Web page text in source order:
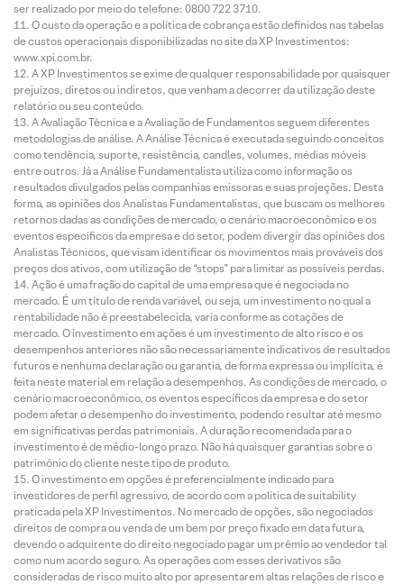
ser realizado por meio do telefone: 0800 722 3710.
O custo da operação e a política de cobrança estão definidos nas tabelas
de custos operacionais disponibilizadas no site da XP Investimentos:
www.xpi.com.br.
A XP Investimentos se exime de qualquer responsabilidade por quaisquer
prejuízos, diretos ou indiretos, que venham a decorrer da utilização deste
relatório ou seu conteúdo.
A Avaliação Técnica e a Avaliação de Fundamentos seguem diferentes
metodologias de análise. A Análise Técnica é executada seguindo conceitos
como tendência, suporte, resistência, candles, volumes, médias móveis
entre outros. Já a Análise Fundamentalista utiliza como informação os
resultados divulgados pelas companhias emissoras e suas projeções. Desta
forma, as opiniões dos Analistas Fundamentalistas, que buscam os melhores
retornos dadas as condições de mercado, o cenário macroeconômico e os
eventos específicos da empresa e do setor, podem divergir das opiniões dos
Analistas Técnicos, que visam identificar os movimentos mais prováveis dos
preços dos ativos, com utilização de “stops” para limitar as possíveis perdas.
Ação é uma fração do capital de uma empresa que é negociada no
mercado. É um título de renda variável, ou seja, um investimento no qual a
rentabilidade não é preestabelecida, varia conforme as cotações de
mercado. O investimento em ações é um investimento de alto risco e os
desempenhos anteriores não são necessariamente indicativos de resultados
futuros e nenhuma declaração ou garantia, de forma expressa ou implícita, é
feita neste material em relação a desempenhos. As condições de mercado, o
cenário macroeconômico, os eventos específicos da empresa e do setor
podem afetar o desempenho do investimento, podendo resultar até mesmo
em significativas perdas patrimoniais. A duração recomendada para o
investimento é de médio-longo prazo. Não há quaisquer garantias sobre o
patrimônio do cliente neste tipo de produto.
O investimento em opções é preferencialmente indicado para
investidores de perfil agressivo, de acordo com a política de suitability
praticada pela XP Investimentos. No mercado de opções, são negociados
direitos de compra ou venda de um bem por preço fixado em data futura,
devendo o adquirente do direito negociado pagar um prêmio ao vendedor tal
como num acordo seguro. As operações com esses derivativos são
consideradas de risco muito alto por apresentarem altas relações de risco e